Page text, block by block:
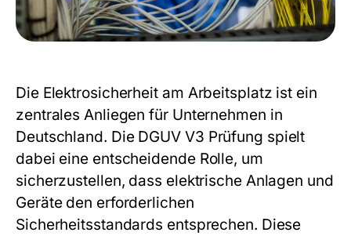
Die Elektrosicherheit am Arbeitsplatz ist ein
zentrales Anliegen für Unternehmen in
Deutschland. Die DGUV V3 Prüfung spielt
dabei eine entscheidende Rolle, um
sicherzustellen, dass elektrische Anlagen und
Geräte den erforderlichen
Sicherheitsstandards entsprechen. Diese